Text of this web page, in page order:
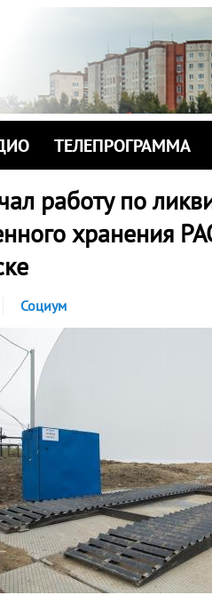
ТЕЛЕПРОГРАММА
работу по
хранения
Социум